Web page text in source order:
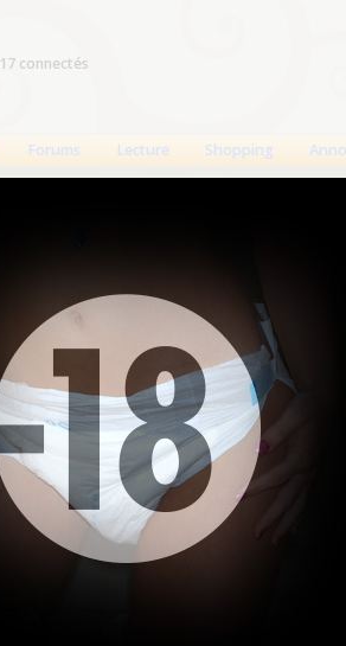
connectés
Forums Lecture Shopping
est
Nom d'utilisateur
Mot de passe